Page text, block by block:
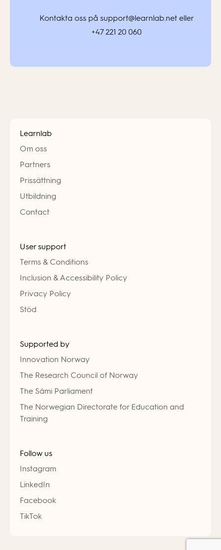
Kontakta oss på support@learnlab.net eller
+47 221 20 060
Learnlab
Om oss
Partners
Prissättning
Utbildning
Contact
User support
Terms & Conditions
Inclusion & Accessibility Policy
Privacy Policy
Stöd
Supported by
Innovation Norway
The Research Council of Norway
The Sámi Parliament
The Norwegian Directorate for Education and
Training
Follow us
Instagram
LinkedIn
Facebook
TikTok